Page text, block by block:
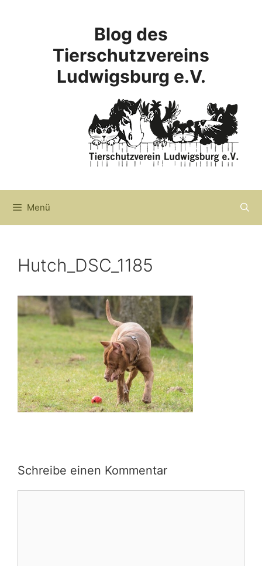
Blog des
Tierschutzvereins
Ludwigsburg e.V.
Menü
Hutch_DSC_1185
Schreibe einen Kommentar